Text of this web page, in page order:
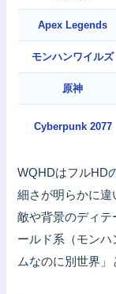
Apex Legends
モンハンワイルズ
原神
Cyberpunk 2077
WQHDはフルHD
細さが明らかに
敵や背景のディ
ールド系（モン
ムなのに別世界」